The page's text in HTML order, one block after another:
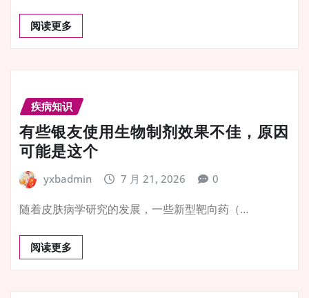
阅读更多
疾病知识
有些银友使用生物制剂效果不佳，原因
可能是这个
yxbadmin 7 月 21, 2026 0
随着皮肤病学研究的发展，一些新型靶向药（…
阅读更多